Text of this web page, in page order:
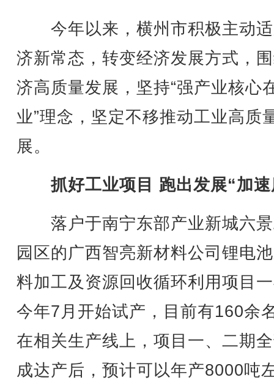
今年以来，横州市积极主动
济新常态，转变经济发展方式，
济高质量发展，坚持“强产业核心
业”理念，坚定不移推动工业高质
展。
抓好工业项目 跑出发展“加
落户于南宁东部产业新城六
园区的广西智亮新材料公司锂电
料加工及资源回收循环利用项目
今年7月开始试产，目前有160余
在相关生产线上，项目一、二期
成达产后，预计可以年产8000吨